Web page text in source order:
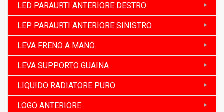
LED PARAURTI ANTERIORE DESTRO
LEP PARAURTI ANTERIORE SINISTRO
LEVA FRENO A MANO
LEVA SUPPORTO GUAINA
LIQUIDO RADIATORE PURO
LOGO ANTERIORE